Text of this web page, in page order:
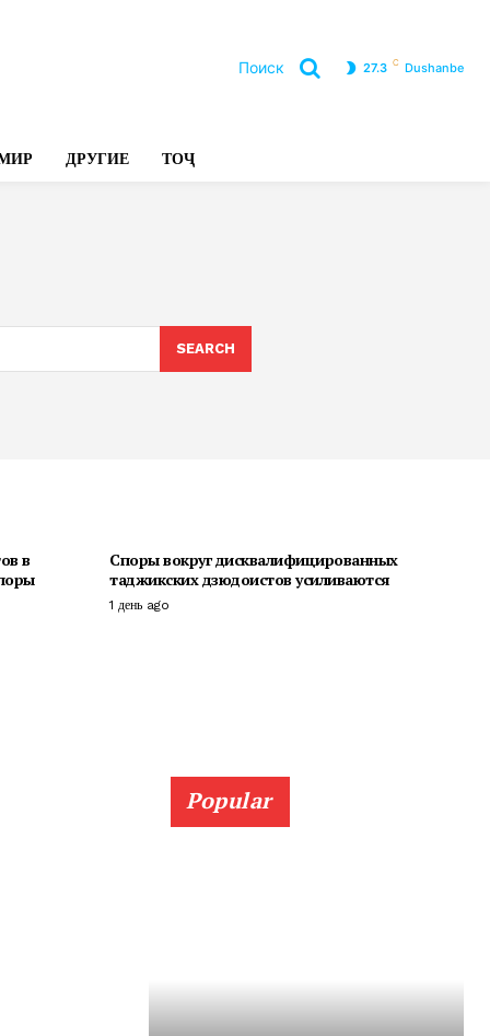
Поиск 27.3 C Dushanbe
ДРУГИЕ ТОҶ
SEARCH
в
Споры вокруг дисквалифицированных
таджикских дзюдоистов усиливаются
1 день ago
Popular